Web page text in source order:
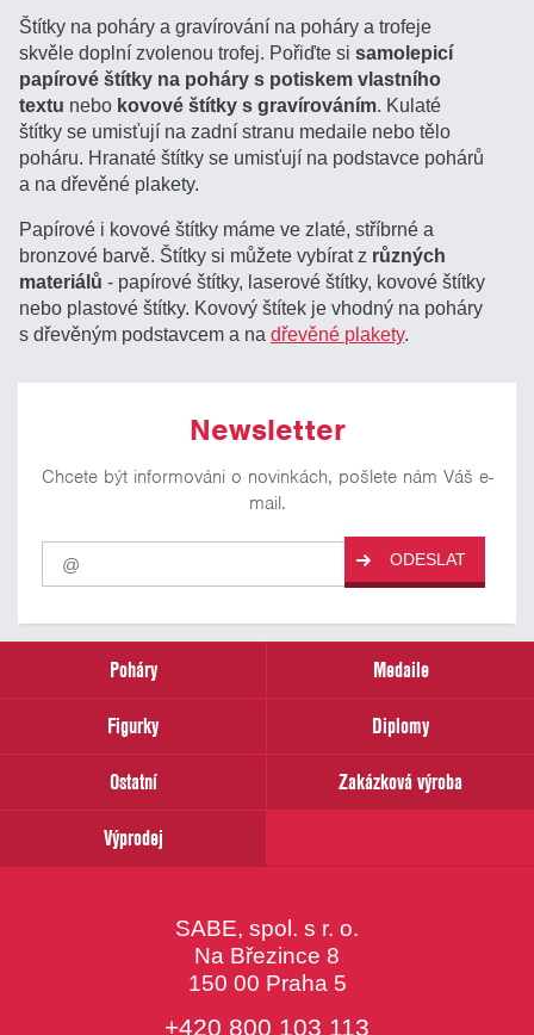
Štítky na poháry a gravírování na poháry a trofeje
skvěle doplní zvolenou trofej. Pořiďte sisamolepicí
papírové štítky na poháry s potiskem vlastního
textu nebo kovové štítky s gravírováním. Kulaté
štítky se umisťují na zadní stranu medaile nebo tělo
poháru. Hranaté štítky se umisťují na podstavce pohárů
a na dřevěné plakety.
Papírové i kovové štítky máme ve zlaté, stříbrné a
bronzové barvě. Štítky si můžete vybírat z různých
materiálů - papírové štítky, laserové štítky, kovové štítky
nebo plastové štítky. Kovový štítek je vhodný na poháry
s dřevěným podstavcem a nadřevěné plakety.
Newsletter
Chcete být informováni o novinkách, pošlete nám Váš e-
mail.
Pro
odběr
našich
email
ODESLAT
Poháry
Medaile
Figurky
Diplomy
Ostatní
Zakázková výroba
Výprodej
SABE, spol. s r. o.
Na Březince 8
150 00 Praha 5
+420 800 103 113